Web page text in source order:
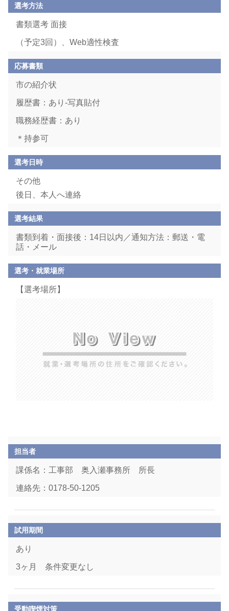
選考方法
書類選考 面接
（予定3回）、Web適性検査
応募書類
市の紹介状
履歴書：あり-写真貼付
職務経歴書：あり
＊持参可
選考日時
その他
後日、本人へ連絡
選考結果
書類到着・面接後：14日以内／通知方法：郵送・電
話・メール
選考・就業場所
【選考場所】
担当者
課係名：工事部 奥入瀬事務所 所長
連絡先：0178-50-1205
試用期間
あり
3ヶ月 条件変更なし
受動喫煙対策